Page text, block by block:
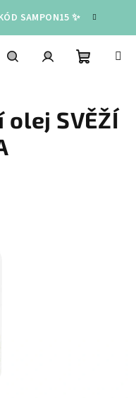
SAMPON15 ✨
košík
SVĚŽÍ